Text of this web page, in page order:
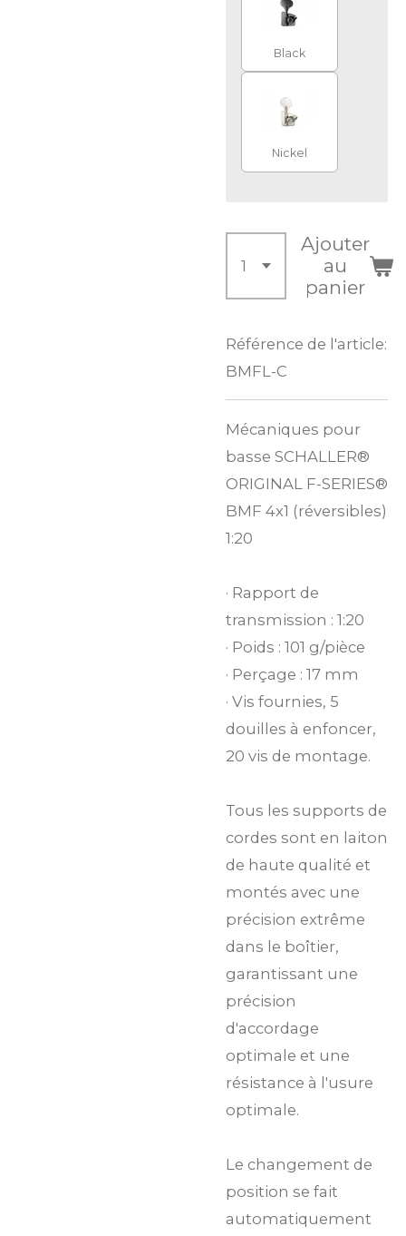
Black
Nickel
Ajouter
au
panier
Référence de l'article:
BMFL-C
Mécaniques pour
basse SCHALLER®
ORIGINAL F-SERIES®
BMF 4x1 (réversibles)
1:20
· Rapport de
transmission : 1:20
· Poids : 101 g/pièce
· Perçage : 17 mm
· Vis fournies, 5
douilles à enfoncer,
20 vis de montage.
Tous les supports de
cordes sont en laiton
de haute qualité et
montés avec une
précision extrême
dans le boîtier,
garantissant une
précision
d'accordage
optimale et une
résistance à l'usure
optimale.
Le changement de
position se fait
automatiquement